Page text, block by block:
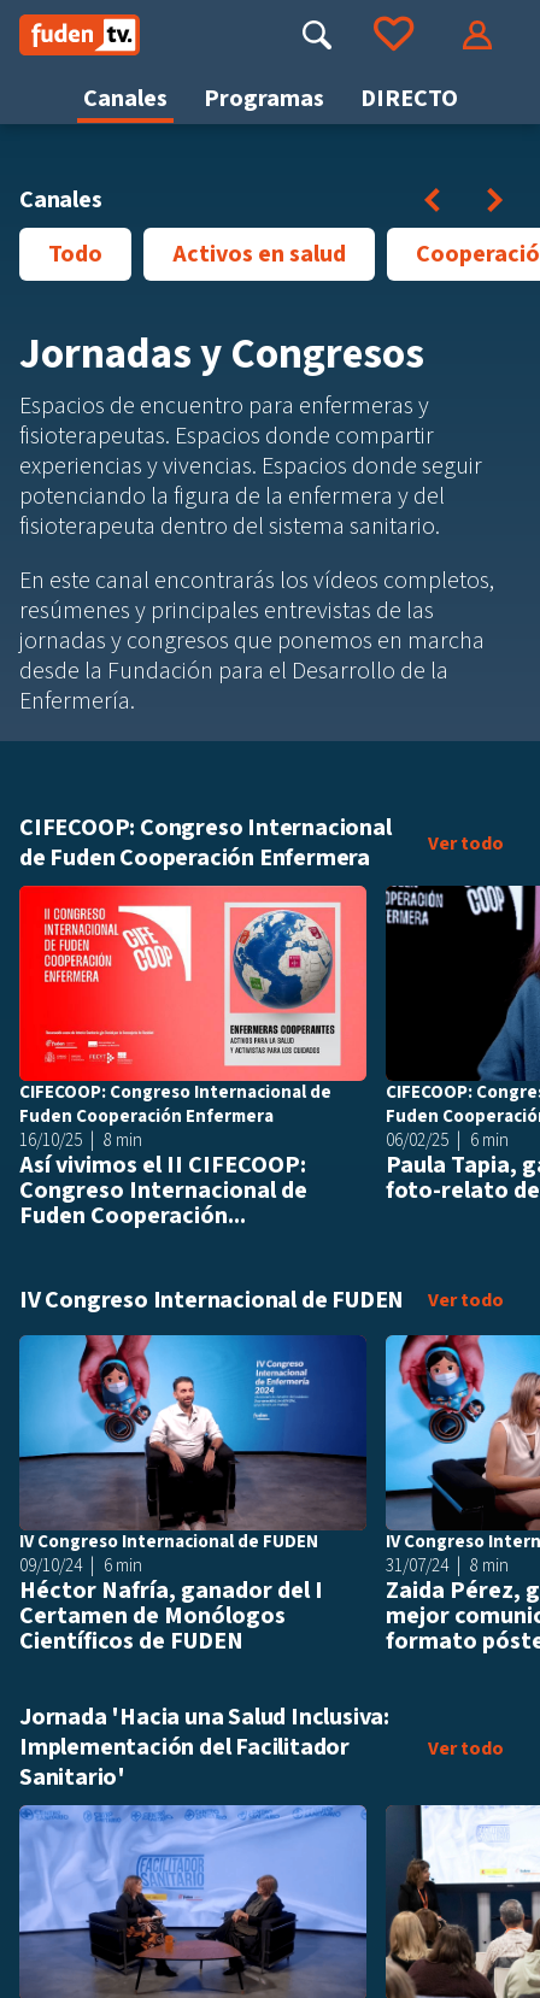
Saltar
contenido
Canales Programas DIRECTO
Buscar Ir a tus favoritos
Canales Anterior
Todo Activos en salud
Jornadas y Congresos
Espacios de encuentro para enfermeras y
fisioterapeutas. Espacios donde compartir
experiencias y vivencias. Espacios donde seguir
potenciando la figura de la enfermera y del
fisioterapeuta dentro del sistema sanitario.
En este canal encontrarás los vídeos completos,
resúmenes y principales entrevistas de las
jornadas y congresos que ponemos en marcha
desde la Fundación para el Desarrollo de la
Enfermería.
CIFECOOP: Congreso Internacional
de Fuden Cooperación Enfermera
Ver todo
Añadir a
CIFECOOP: Congreso Internacional de
Fuden Cooperación Enfermera
16/10/25
8 min
Así vivimos el II CIFECOOP:
Congreso Internacional de
Fuden Cooperación...
CIFECOOP:
Fuden
06/02/25
6 min
Paula Tapia,
foto-relato de
IV Congreso Internacional de FUDEN Ver todo
Añadir a
IV Congreso Internacional de FUDEN
09/10/24
6 min
Héctor Nafría, ganador del I
Certamen de Monólogos
Científicos de FUDEN
IV Congreso
31/07/24
8 min
Zaida Pérez,
mejor
formato
Jornada 'Hacia una Salud Inclusiva:
Implementación del Facilitador
Sanitario'
Ver todo
Añadir a